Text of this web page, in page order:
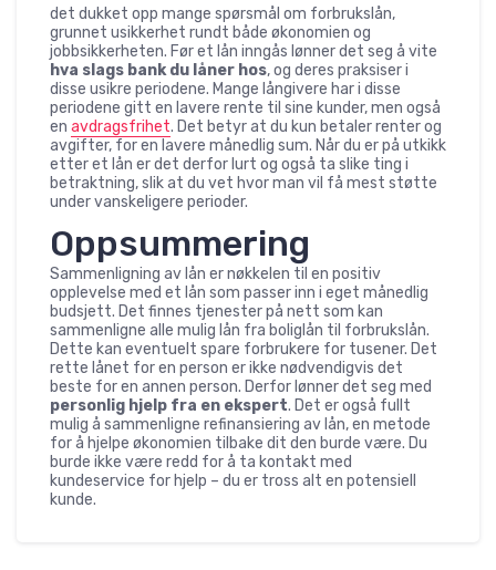
det dukket opp mange spørsmål om forbrukslån,
grunnet usikkerhet rundt både økonomien og
jobbsikkerheten. Før et lån inngås lønner det seg å vite
hva slags bank du låner hos, og deres praksiser i
disse usikre periodene. Mange långivere har i disse
periodene gitt en lavere rente til sine kunder, men også
en avdragsfrihet. Det betyr at du kun betaler renter og
avgifter, for en lavere månedlig sum. Når du er på utkikk
etter et lån er det derfor lurt og også ta slike ting i
betraktning, slik at du vet hvor man vil få mest støtte
under vanskeligere perioder.
Oppsummering
Sammenligning av lån er nøkkelen til en positiv
opplevelse med et lån som passer inn i eget månedlig
budsjett. Det finnes tjenester på nett som kan
sammenligne alle mulig lån fra boliglån til forbrukslån.
Dette kan eventuelt spare forbrukere for tusener. Det
rette lånet for en person er ikke nødvendigvis det
beste for en annen person. Derfor lønner det seg med
personlig hjelp fra en ekspert. Det er også fullt
mulig å sammenligne refinansiering av lån, en metode
for å hjelpe økonomien tilbake dit den burde være. Du
burde ikke være redd for å ta kontakt med
kundeservice for hjelp – du er tross alt en potensiell
kunde.